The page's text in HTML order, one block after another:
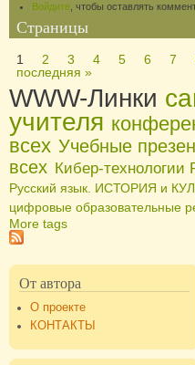
Войдите , чтобы оставлять
Страницы
1 2 3 4 5 6 7
последняя »
WWW-Линки
учителя
всех Учебные
всех Кибер-технологии
Русский язык. ИСТОРИЯ и
цифровые образовательные
More tags
От автора
О проекте
КОНТАКТЫ